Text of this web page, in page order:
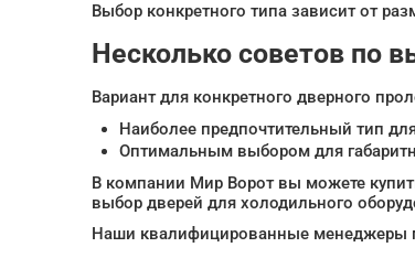
Выбор конкретного типа зависит от
Несколько советов по
Вариант для конкретного дверного
Наиболее предпочтительный тип
Оптимальным выбором для
В компании Мир Ворот вы можете
выбор дверей для холодильного
Наши квалифицированные менеджеры